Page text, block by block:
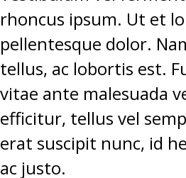
rhoncus ipsum. Ut et
pellentesque dolor.
tellus, ac lobortis est.
vitae ante malesuada
efficitur, tellus vel
erat suscipit nunc, id
ac justo.